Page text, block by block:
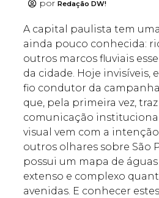
por Redação DW!
A capital paulista tem
ainda pouco conhecida:
outros marcos fluviais
da cidade. Hoje invisíveis,
fio condutor da
que, pela primeira vez,
comunicação
visual vem com a
outros olhares sobre São
possui um mapa de
extenso e complexo
avenidas. E conhecer